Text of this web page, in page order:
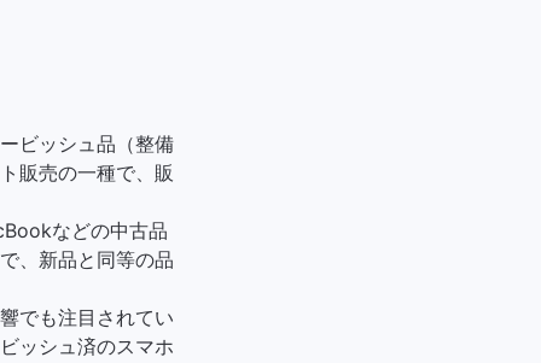
ビッシュ品（整備
販売の一種で、販
などの中古品
、新品と同等の品
でも注目されてい
ッシュ済のスマホ